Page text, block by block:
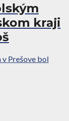
kraji
v Prešove bol